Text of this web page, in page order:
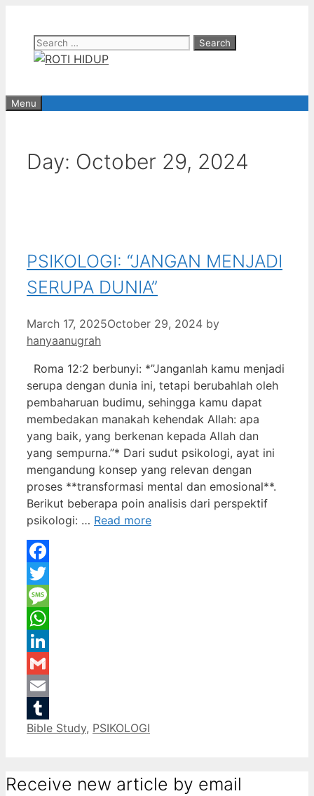
contentSearch
for:
Menu
Day: October 29, 2024
PSIKOLOGI: “JANGAN MENJADI
SERUPA DUNIA”
March 17, 2025October 29, 2024 by
hanyaanugrah
Roma 12:2 berbunyi: *”Janganlah kamu menjadi
serupa dengan dunia ini, tetapi berubahlah oleh
pembaharuan budimu, sehingga kamu dapat
membedakan manakah kehendak Allah: apa
yang baik, yang berkenan kepada Allah dan
yang sempurna.”* Dari sudut psikologi, ayat ini
mengandung konsep yang relevan dengan
proses **transformasi mental dan emosional**.
Berikut beberapa poin analisis dari perspektif
psikologi: … Read more
Facebook
Twitter
Message
WhatsApp
LinkedIn
Gmail
Email
Tumblr
Categories
Bible Study, PSIKOLOGI
Receive new article by email